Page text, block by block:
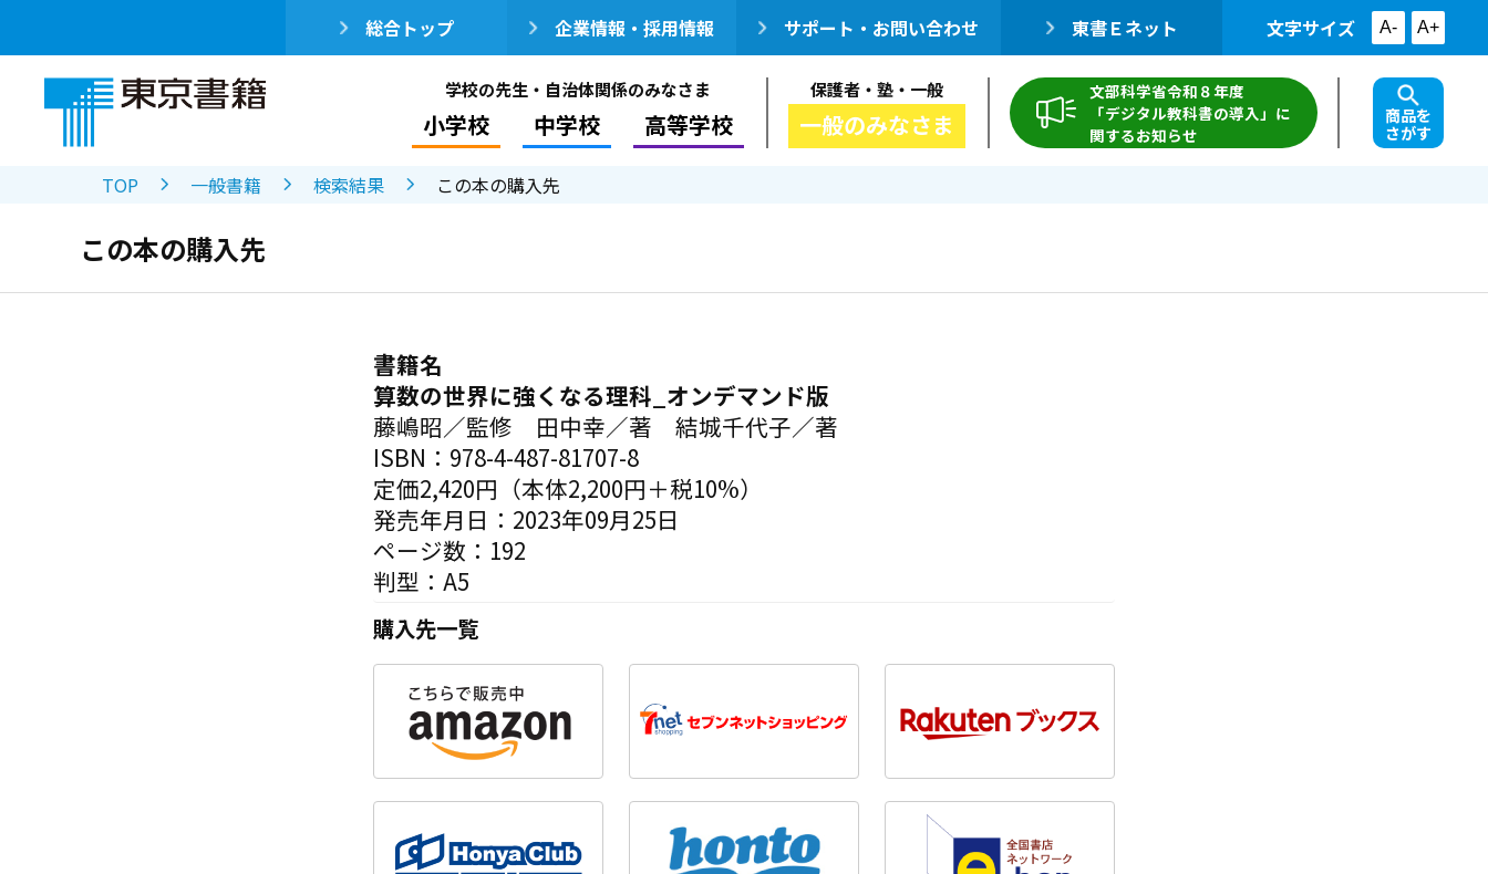
総合トップ 企業情報・採用情報 サポート・お問い合わせ 東書Ｅネット 文字サイズ A- A+
学校の先生・自治体関係のみなさま
小学校 中学校 高等学校
保護者・塾・一般
一般のみなさま
文部科学省令和８年度
「デジタル教科書の導入」に
関するお知らせ
商品を
さがす
TOP 一般書籍 検索結果 この本の購入先
この本の購入先
書籍名
算数の世界に強くなる理科_オンデマンド版
藤嶋昭／監修 田中幸／著 結城千代子／著
ISBN：978-4-487-81707-8
定価2,420円（本体2,200円＋税10%）
発売年月日：2023年09月25日
ページ数：192
判型：A5
購入先一覧